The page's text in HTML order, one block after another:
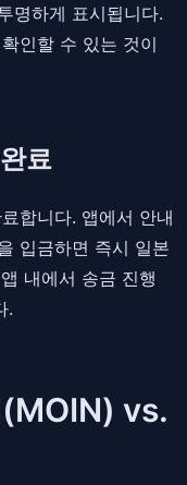
명하게 표시됩니다.
인할 수 있는 것이
료
합니다. 앱에서 안내
입금하면 즉시 일본
내에서 송금 진행
.
vs.